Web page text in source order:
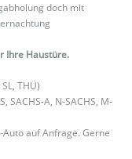
doch mit
Ihre Haustüre.
THÜ)
SACHS-A, N-SACHS, M-
auf Anfrage. Gerne